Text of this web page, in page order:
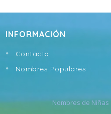
INFORMACIÓN
Contacto
Nombres Populares
Nombres de Niñas